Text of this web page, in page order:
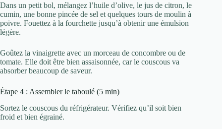
Dans un petit bol, mélangez l’huile d’olive, le jus de citron, le
cumin, une bonne pincée de sel et quelques tours de moulin à
poivre. Fouettez à la fourchette jusqu’à obtenir une émulsion
légère.
Goûtez la vinaigrette avec un morceau de concombre ou de
tomate. Elle doit être bien assaisonnée, car le couscous va
absorber beaucoup de saveur.
Étape 4 : Assembler le taboulé (5 min)
Sortez le couscous du réfrigérateur. Vérifiez qu’il soit bien
froid et bien égrainé.